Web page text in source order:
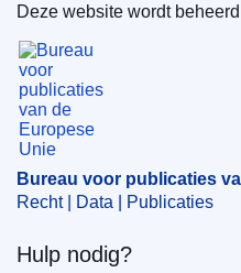
Bureau voor
Deze website wordt
Bureau voor publicaties
Recht | Data | Publicaties
Hulp nodig?